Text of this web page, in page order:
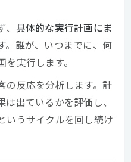
具体的な実行計画にま
。誰が、いつまでに、何
実行します。
の反応を分析します。計
出ているかを評価し、
いうサイクルを回し続け